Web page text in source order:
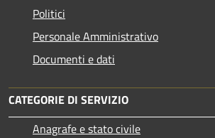
Politici
Personale Amministrativo
Documenti e dati
CATEGORIE DI SERVIZIO
Anagrafe e stato civile